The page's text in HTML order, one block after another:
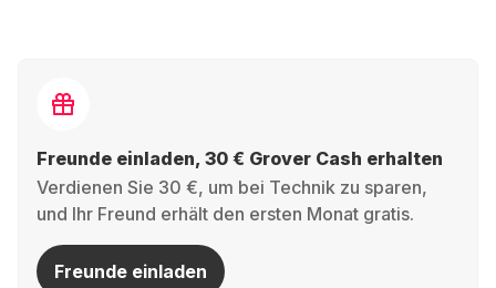
Freunde einladen, 30 € Grover Cash erhalten
Verdienen Sie 30 €, um bei Technik zu sparen,
und Ihr Freund erhält den ersten Monat gratis.
Freunde einladen